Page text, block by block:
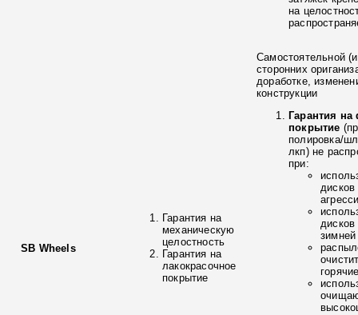
SB Wheels
Гарантия на
механическую
целостность
Гарантия на
лакокрасочное
покрытие
на
Самостоятельной
сторонних
доработке,
конструкции
Гарантия
покрытие
полировка/
лкп) не
при:
зимней